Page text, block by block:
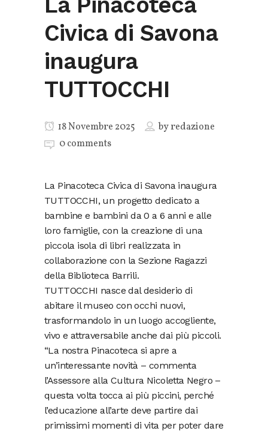
Civica di Savona
inaugura
TUTTOCCHI
18 Novembre 2025 byredazione
0 comments
La Pinacoteca Civica di Savona inaugura
TUTTOCCHI, un progetto dedicato a
bambine e bambini da 0 a 6 anni e alle
loro famiglie, con la creazione di una
piccola isola di libri realizzata in
collaborazione con la Sezione Ragazzi
della Biblioteca Barrili.
TUTTOCCHI nasce dal desiderio di
abitare il museo con occhi nuovi,
trasformandolo in un luogo accogliente,
vivo e attraversabile anche dai più piccoli.
“La nostra Pinacoteca si apre a
un’interessante novità – commenta
l’Assessore alla Cultura Nicoletta Negro –
questa volta tocca ai più piccini, perché
l’educazione all’arte deve partire dai
primissimi momenti di vita per poter dare